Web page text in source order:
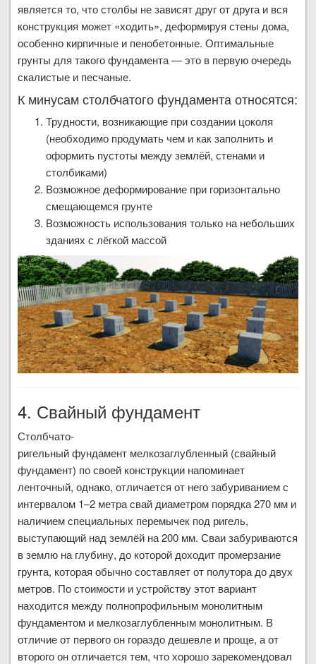
является то, что столбы не зависят друг от друга и вся
конструкция может «ходить», деформируя стены дома,
особенно кирпичные и пенобетонные. Оптимальные
грунты для такого фундамента — это в первую очередь
скалистые и песчаные.
К минусам столбчатого фундамента относятся:
Трудности, возникающие при создании цоколя
(необходимо продумать чем и как заполнить и
оформить пустоты между землёй, стенами и
столбиками)
Возможное деформирование при горизонтально
смещающемся грунте
Возможность использования только на небольших
зданиях с лёгкой массой
4. Свайный фундамент
Столбчато-
ригельный фундамент мелкозаглубленный (свайный
фундамент) по своей конструкции напоминает
ленточный, однако, отличается от него забуриванием с
интервалом 1–2 метра свай диаметром порядка 270 мм и
наличием специальных перемычек под ригель,
выступающий над землёй на 200 мм. Сваи забуриваются
в землю на глубину, до которой доходит промерзание
грунта, которая обычно составляет от полутора до двух
метров. По стоимости и устройству этот вариант
находится между полнопрофильным монолитным
фундаментом и мелкозаглубленным монолитным. В
отличие от первого он гораздо дешевле и проще, а от
второго он отличается тем, что хорошо зарекомендовал